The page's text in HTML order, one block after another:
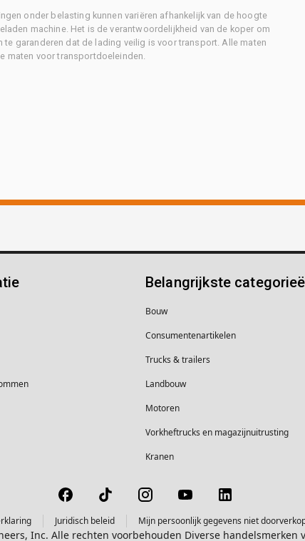
onder belasting kunnen variëren afhankelijk van de hoogte
machine. Het is de verantwoordelijkheid van de koper om
garanderen dat de lading veilig is voor transport. Alle maten
maten voor transportdoeleinden.
Belangrijkste
Bouw
Consumentenartikelen
Trucks & trailers
Landbouw
Motoren
Vorkheftrucks en magazijnuitrusting
Kranen
Juridisch beleid Mijn persoonlijk gegevens niet
Inc. Alle rechten voorbehouden Diverse handelsmerken